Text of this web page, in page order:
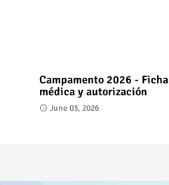
Campamento 2026 - Ficha
médica y autorización
June 03, 2026